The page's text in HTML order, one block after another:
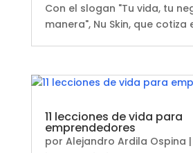
Con el slogan "Tu vida, tu
manera", Nu Skin, que cotiza
11 lecciones de vida para
emprendedores
por Alejandro Ardila Ospina |